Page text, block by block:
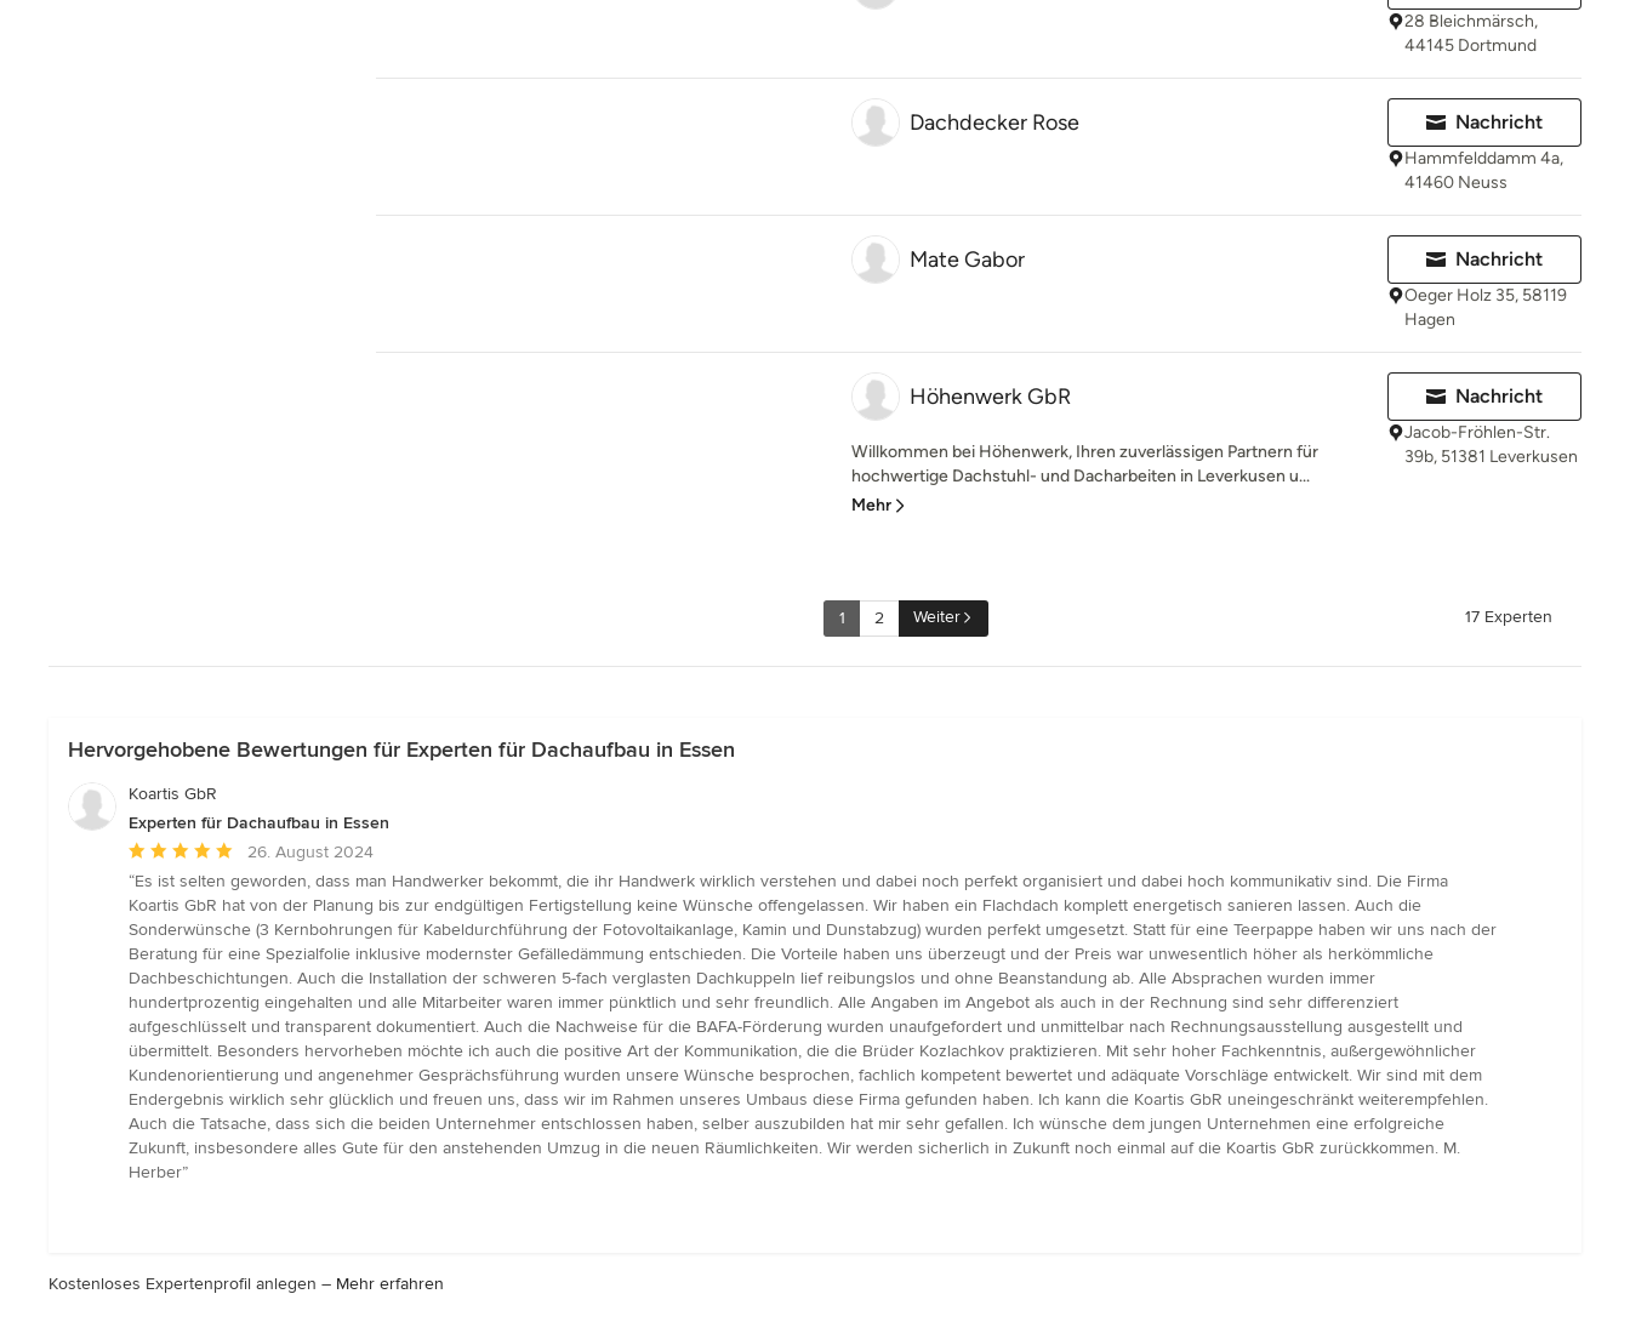
28 Bleichmärsch,
44145 Dortmund
Dachdecker Rose Nachricht
Hammfelddamm 4a,
41460 Neuss
Mate Gabor Nachricht
Oeger Holz 35, 58119
Hagen
Höhenwerk GbR
Willkommen bei Höhenwerk, Ihren zuverlässigen Partnern für
hochwertige Dachstuhl- und Dacharbeiten in Leverkusen u...
Mehr
Nachricht
Jacob-Fröhlen-Str.
39b, 51381 Leverkusen
1 2 Weiter 17 Experten
Hervorgehobene Bewertungen für Experten für Dachaufbau in Essen
Koartis GbR
Experten für Dachaufbau in Essen
Durchschnittliche
Bewertung:
5
von
5
Sternen
26. August 2024
“Es ist selten geworden, dass man Handwerker bekommt, die ihr Handwerk wirklich verstehen und dabei noch perfekt organisiert und dabei hoch kommunikativ sind. Die Firma
Koartis GbR hat von der Planung bis zur endgültigen Fertigstellung keine Wünsche offengelassen. Wir haben ein Flachdach komplett energetisch sanieren lassen. Auch die
Sonderwünsche (3 Kernbohrungen für Kabeldurchführung der Fotovoltaikanlage, Kamin und Dunstabzug) wurden perfekt umgesetzt. Statt für eine Teerpappe haben wir uns nach der
Beratung für eine Spezialfolie inklusive modernster Gefälledämmung entschieden. Die Vorteile haben uns überzeugt und der Preis war unwesentlich höher als herkömmliche
Dachbeschichtungen. Auch die Installation der schweren 5-fach verglasten Dachkuppeln lief reibungslos und ohne Beanstandung ab. Alle Absprachen wurden immer
hundertprozentig eingehalten und alle Mitarbeiter waren immer pünktlich und sehr freundlich. Alle Angaben im Angebot als auch in der Rechnung sind sehr differenziert
aufgeschlüsselt und transparent dokumentiert. Auch die Nachweise für die BAFA-Förderung wurden unaufgefordert und unmittelbar nach Rechnungsausstellung ausgestellt und
übermittelt. Besonders hervorheben möchte ich auch die positive Art der Kommunikation, die die Brüder Kozlachkov praktizieren. Mit sehr hoher Fachkenntnis, außergewöhnlicher
Kundenorientierung und angenehmer Gesprächsführung wurden unsere Wünsche besprochen, fachlich kompetent bewertet und adäquate Vorschläge entwickelt. Wir sind mit dem
Endergebnis wirklich sehr glücklich und freuen uns, dass wir im Rahmen unseres Umbaus diese Firma gefunden haben. Ich kann die Koartis GbR uneingeschränkt weiterempfehlen.
Auch die Tatsache, dass sich die beiden Unternehmer entschlossen haben, selber auszubilden hat mir sehr gefallen. Ich wünsche dem jungen Unternehmen eine erfolgreiche
Zukunft, insbesondere alles Gute für den anstehenden Umzug in die neuen Räumlichkeiten. Wir werden sicherlich in Zukunft noch einmal auf die Koartis GbR zurückkommen. M.
Herber”
Kostenloses Expertenprofil anlegen – Mehr erfahren